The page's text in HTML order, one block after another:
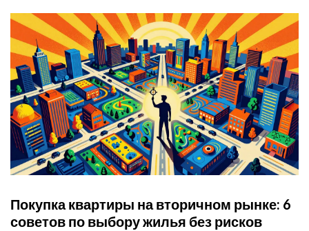
Покупка квартиры на вторичном рынке: 6
советов по выбору жилья без рисков